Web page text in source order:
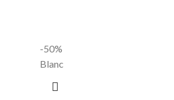
-50%
Blanc